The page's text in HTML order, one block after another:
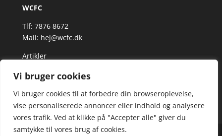
Vi bruger cookies
Vi bruger cookies til at forbedre din browseroplevelse,
vise personaliserede annoncer eller indhold og analysere
vores trafik. Ved at klikke på "Accepter alle" giver du
samtykke til vores brug af cookies.
WCFC
Tlf: 7876 8672
Mail: hej@wcfc.dk
Artikler